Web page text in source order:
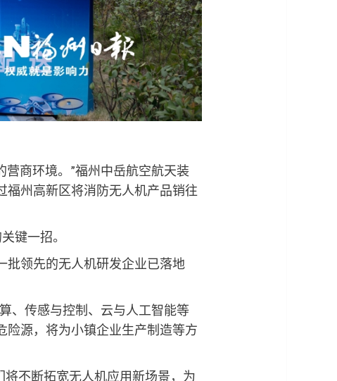
商环境。”福州中岳航空航天装
福州高新区将消防无人机产品销往
键一招。
领先的无人机研发企业已落地
、传感与控制、云与人工智能等
险源，将为小镇企业生产制造等方
不断拓宽无人机应用新场景，为